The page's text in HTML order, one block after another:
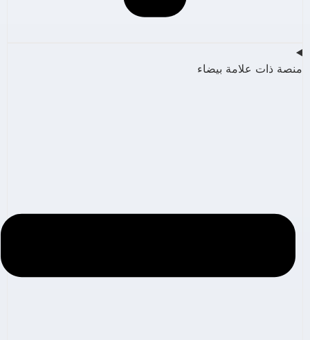
منصة ذات علامة بيضاء